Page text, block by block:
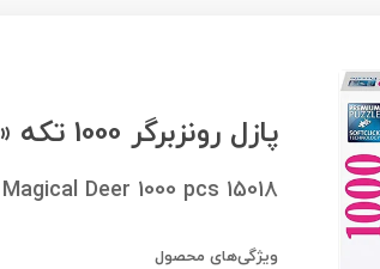
پازل رونزبرگر 1000 تکه «گوزن جادویی» 15018
Deer 1000 pcs 15018
ویژگی‌های محصول